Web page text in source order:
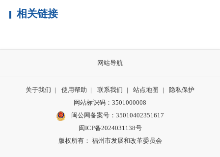
相关链接
网站导航
关于我们 | 使用帮助 | 联系我们 | 站点地图 |
隐私保护
网站标识码：3501000008
闽公网备案号：35010402351617
闽ICP备2024031138号
版权所有： 福州市发展和改革委员会